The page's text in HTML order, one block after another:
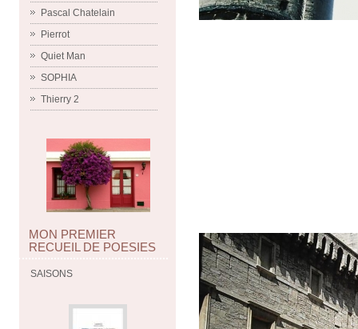
Pascal Chatelain
Pierrot
Quiet Man
SOPHIA
Thierry 2
MON PREMIER
RECUEIL DE POESIES
SAISONS